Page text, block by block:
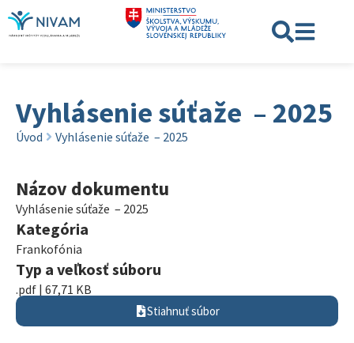
Vyhlásenie súťaže – 2025
Úvod Vyhlásenie súťaže – 2025
Názov dokumentu
Vyhlásenie súťaže – 2025
Kategória
Frankofónia
Typ a veľkosť súboru
.pdf | 67,71 KB
Stiahnuť súbor